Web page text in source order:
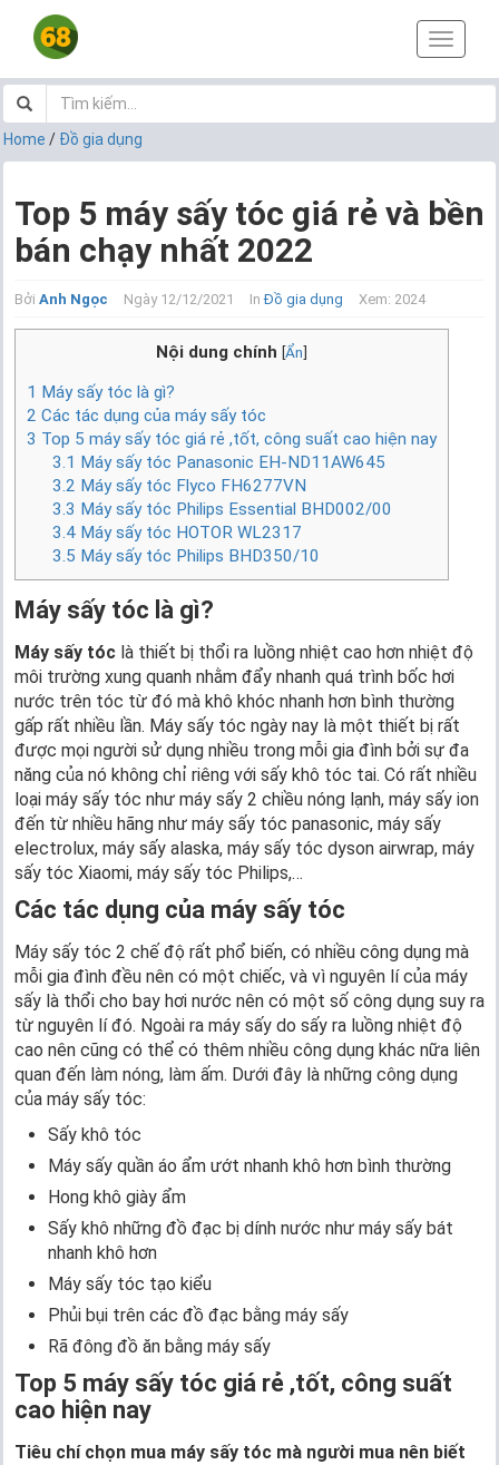
T
o
g
a
v
i
Home / Đồ gia dụng
Top 5 máy sấy tóc giá rẻ và bền
bán chạy nhất 2022
Bởi Anh Ngọc Ngày 12/12/2021 InĐồ gia dụng Xem: 2024
Nội dung chính [Ẩn]
1 Máy sấy tóc là gì?
2 Các tác dụng của máy sấy tóc
3 Top 5 máy sấy tóc giá rẻ ,tốt, công suất cao hiện nay
3.1 Máy sấy tóc Panasonic EH-ND11AW645
3.2 Máy sấy tóc Flyco FH6277VN
3.3 Máy sấy tóc Philips Essential BHD002/00
3.4Máy sấy tóc HOTOR WL2317
3.5 Máy sấy tóc Philips BHD350/10
Máy sấy tóc là gì?
Máy sấy tóc là thiết bị thổi ra luồng nhiệt cao hơn nhiệt độ
môi trường xung quanh nhằm đẩy nhanh quá trình bốc hơi
nước trên tóc từ đó mà khô khóc nhanh hơn bình thường
gấp rất nhiều lần. Máy sấy tóc ngày nay là một thiết bị rất
được mọi người sử dụng nhiều trong mỗi gia đình bởi sự đa
năng của nó không chỉ riêng với sấy khô tóc tai. Có rất nhiều
loại máy sấy tóc như máy sấy 2 chiều nóng lạnh, máy sấy ion
đến từ nhiều hãng như máy sấy tóc panasonic, máy sấy
electrolux, máy sấy alaska, máy sấy tóc dyson airwrap, máy
sấy tóc Xiaomi, máy sấy tóc Philips,…
Các tác dụng của máy sấy tóc
Máy sấy tóc 2 chế độ rất phổ biến, có nhiều công dụng mà
mỗi gia đình đều nên có một chiếc, và vì nguyên lí của máy
sấy là thổi cho bay hơi nước nên có một số công dụng suy ra
từ nguyên lí đó. Ngoài ra máy sấy do sấy ra luồng nhiệt độ
cao nên cũng có thể có thêm nhiều công dụng khác nữa liên
quan đến làm nóng, làm ấm. Dưới đây là những công dụng
của máy sấy tóc:
Sấy khô tóc
Máy sấy quần áo ẩm ướt nhanh khô hơn bình thường
Hong khô giày ẩm
Sấy khô những đồ đạc bị dính nước như máy sấy bát
nhanh khô hơn
Máy sấy tóc tạo kiểu
Phủi bụi trên các đồ đạc bằng máy sấy
Rã đông đồ ăn bằng máy sấy
Top 5 máy sấy tóc giá rẻ ,tốt, công suất
cao hiện nay
Tiêu chí chọn mua máy sấy tóc mà người mua nên biết